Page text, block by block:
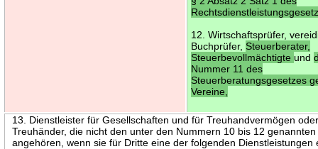
12. Wirtschaftsprüfer,
Buchprüfer,Steuerberater,
Steuerbevollmächtigteund
Nummer 11 des
Steuerberatungsgesetzes
Vereine,
13. Dienstleister für Gesellschaften und für Treuhandvermögen
Treuhänder, die nicht den unter den Nummern 10 bis 12
angehören, wenn sie für Dritte eine der folgenden Dienstleistungen